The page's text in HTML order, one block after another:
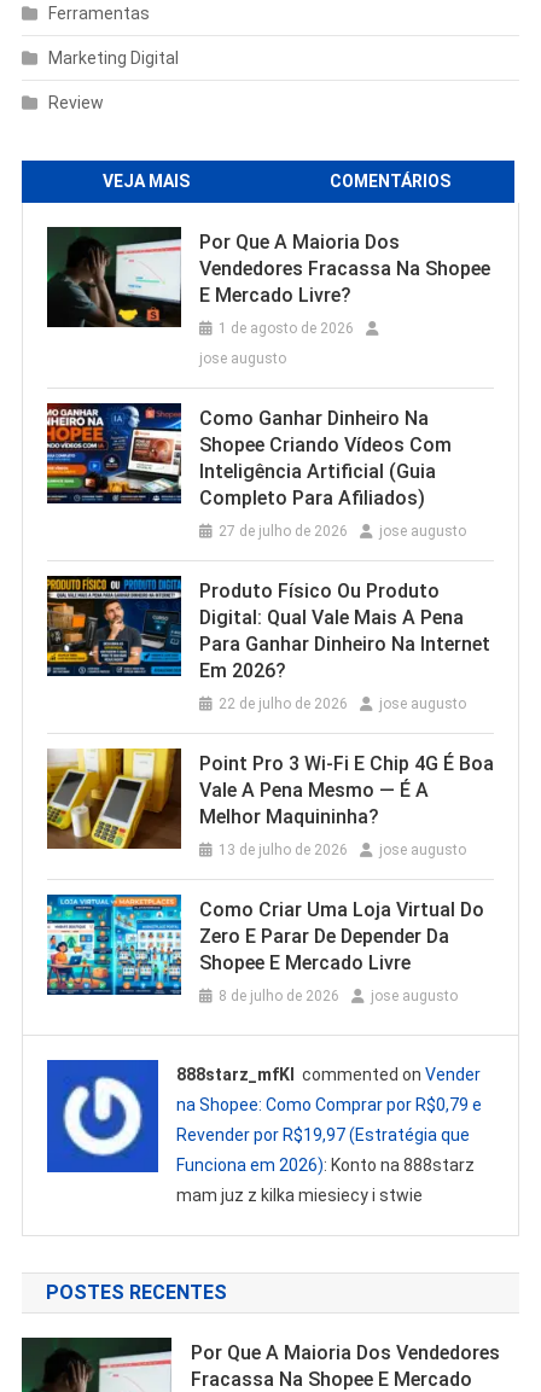
Ferramentas
Marketing Digital
Review
VEJA MAIS COMENTÁRIOS
Por Que A Maioria Dos
Vendedores Fracassa Na Shopee
E Mercado Livre?
1 de agosto de 2026
jose augusto
Como Ganhar Dinheiro Na
Shopee Criando Vídeos Com
Inteligência Artificial (Guia
Completo Para Afiliados)
27 de julho de 2026 jose augusto
Produto Físico Ou Produto
Digital: Qual Vale Mais A Pena
Para Ganhar Dinheiro Na Internet
Em 2026?
22 de julho de 2026 jose augusto
Point Pro 3 Wi‑Fi E Chip 4G É Boa
Vale A Pena Mesmo — É A
Melhor Maquininha?
13 de julho de 2026 jose augusto
Como Criar Uma Loja Virtual Do
Zero E Parar De Depender Da
Shopee E Mercado Livre
8 de julho de 2026 jose augusto
888starz_mfKl commented onVender
na Shopee: Como Comprar por R$0,79 e
Revender por R$19,97 (Estratégia que
Funciona em 2026): Konto na 888starz
mam juz z kilka miesiecy i stwie
POSTES RECENTES
Por Que A Maioria Dos Vendedores
Fracassa Na Shopee E Mercado